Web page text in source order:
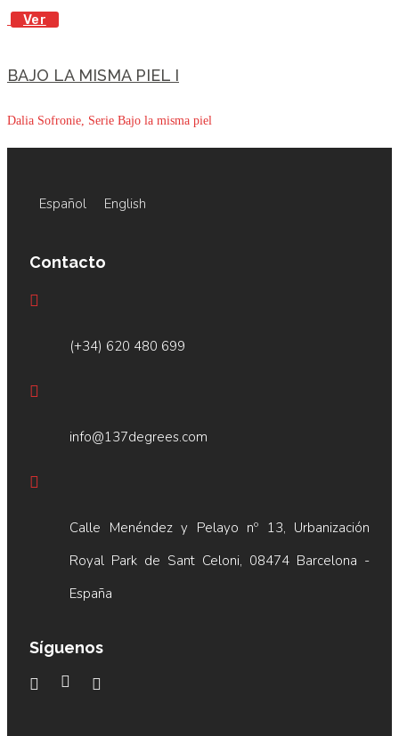
Ver
BAJO LA MISMA PIEL I
Dalia Sofronie, Serie Bajo la misma piel
Español English
Contacto
(+34) 620 480 699
info@137degrees.com
Calle Menéndez y Pelayo nº 13, Urbanización
Royal Park de Sant Celoni, 08474 Barcelona -
España
Síguenos